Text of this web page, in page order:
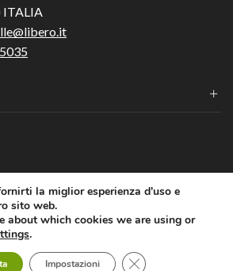
ITALIA
di D’Aprile Francesco e C. S.n.c.-p.i.
03170830735
by
la miglior esperienza d'uso e
sito web.
about which cookies we are using or
.
Impostazioni Close GDPR